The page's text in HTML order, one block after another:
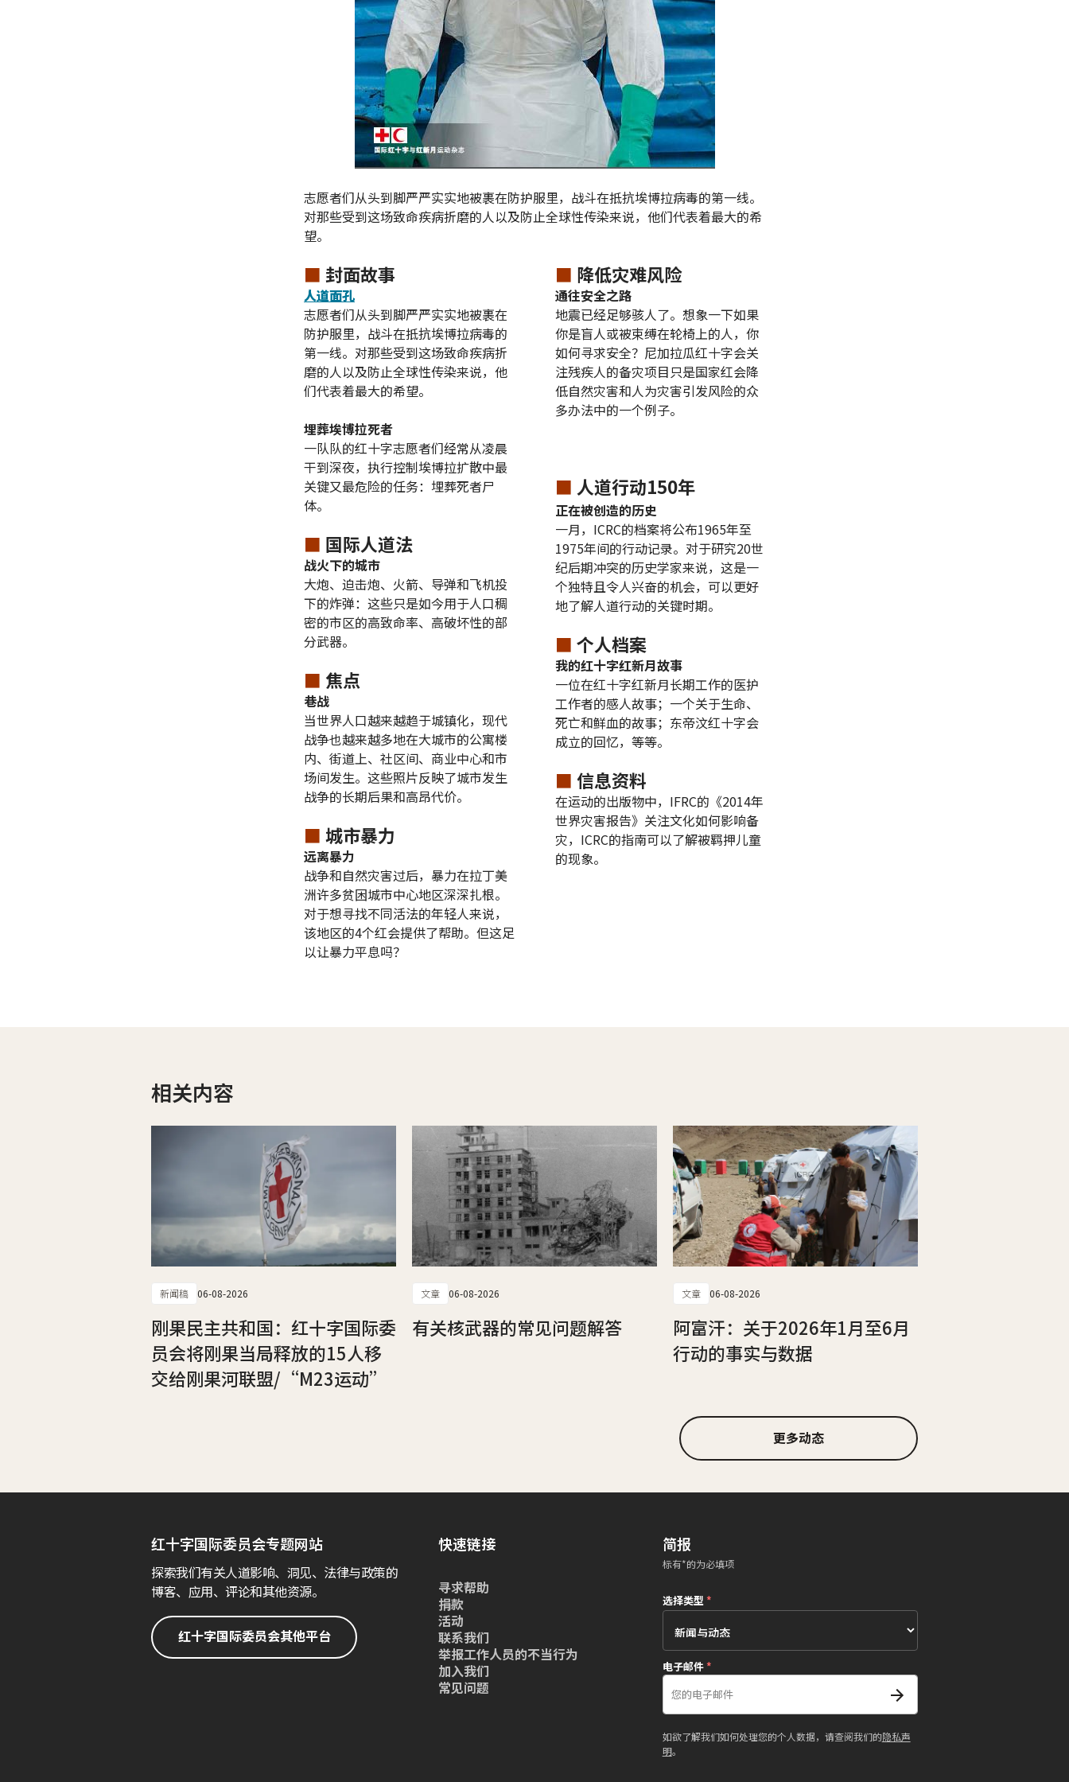
志愿者们从头到脚严严实实地被裹在防护服里，战斗在抵抗埃博拉病毒的第一线。
对那些受到这场致命疾病折磨的人以及防止全球性传染来说，他们代表着最大的希
望。
■ 封面故事
人道面孔
志愿者们从头到脚严严实实地被裹在
防护服里，战斗在抵抗埃博拉病毒的
第一线。对那些受到这场致命疾病折
磨的人以及防止全球性传染来说，他
们代表着最大的希望。
埋葬埃博拉死者
一队队的红十字志愿者们经常从凌晨
干到深夜，执行控制埃博拉扩散中最
关键又最危险的任务：埋葬死者尸
体。
■ 国际人道法
战火下的城市
大炮、迫击炮、火箭、导弹和飞机投
下的炸弹：这些只是如今用于人口稠
密的市区的高致命率、高破坏性的部
分武器。
■ 焦点
巷战
当世界人口越来越趋于城镇化，现代
战争也越来越多地在大城市的公寓楼
内、街道上、社区间、商业中心和市
场间发生。这些照片反映了城市发生
战争的长期后果和高昂代价。
■ 城市暴力
远离暴力
战争和自然灾害过后，暴力在拉丁美
洲许多贫困城市中心地区深深扎根。
对于想寻找不同活法的年轻人来说，
该地区的4个红会提供了帮助。但这足
以让暴力平息吗？
■ 降低灾难风险
通往安全之路
地震已经足够骇人了。想象一下如果
你是盲人或被束缚在轮椅上的人，你
如何寻求安全？尼加拉瓜红十字会关
注残疾人的备灾项目只是国家红会降
低自然灾害和人为灾害引发风险的众
多办法中的一个例子。
■ 人道行动150年
正在被创造的历史
一月，ICRC的档案将公布1965年至
1975年间的行动记录。对于研究20世
纪后期冲突的历史学家来说，这是一
个独特且令人兴奋的机会，可以更好
地了解人道行动的关键时期。
■ 个人档案
我的红十字红新月故事
一位在红十字红新月长期工作的医护
工作者的感人故事；一个关于生命、
死亡和鲜血的故事；东帝汶红十字会
成立的回忆，等等。
■ 信息资料
在运动的出版物中，IFRC的《2014年
世界灾害报告》关注文化如何影响备
灾，ICRC的指南可以了解被羁押儿童
的现象。
相关内容
新闻稿 06-08-2026
刚果民主共和国：红十字国际委
员会将刚果当局释放的15人移
交给刚果河联盟/“M23运动”
文章 06-08-2026
有关核武器的常见问题解答
文章 06-08-2026
阿富汗：关于2026年1月至6月
行动的事实与数据
更多动态
红十字国际委员会专题网站
探索我们有关人道影响、洞见、法律与政策的
博客、应用、评论和其他资源。
红十字国际委员会其他平台
快速链接
寻求帮助
捐款
活动
联系我们
举报工作人员的不当行为
加入我们
常见问题
简报
标有*的为必填项
选择类型 *
电子邮件*
如欲了解我们如何处理您的个人数据，请查阅我们的隐私声
明。